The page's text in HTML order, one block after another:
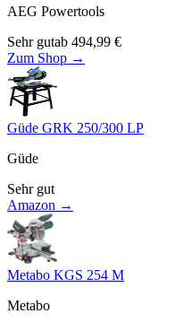
AEG Powertools
Sehr gutab 494,99 €
Zum Shop →
Güde GRK 250/300 LP
Güde
Sehr gut
Amazon →
Metabo KGS 254 M
Metabo